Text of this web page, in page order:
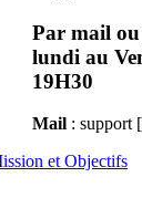
Par mail
lundi au
19H30
Mail : support
et Objectifs